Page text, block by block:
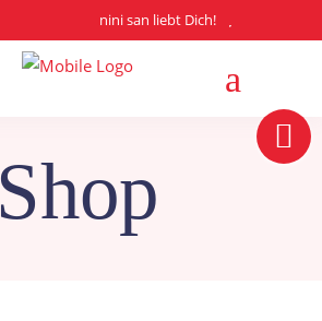
nini san liebt Dich!
Shop